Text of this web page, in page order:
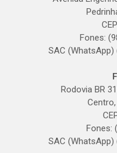
Fones:
SAC
Rodovia BR
Fones:
SAC